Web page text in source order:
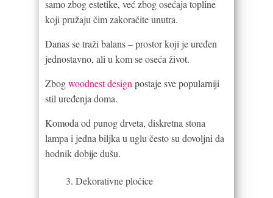
samo zbog estetike, već zbog osećaja topline
koji pružaju čim zakoračite unutra.
Danas se traži balans – prostor koji je uređen
jednostavno, ali u kom se oseća život.
Zbogwoodnest design postaje sve popularniji
stil uređenja doma.
Komoda od punog drveta, diskretna stona
lampa i jedna biljka u uglu često su dovoljni da
hodnik dobije dušu.
Dekorativne pločice